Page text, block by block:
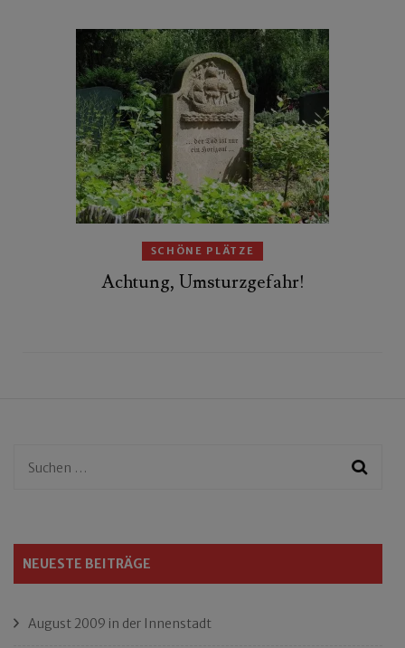
SCHÖNE PLÄTZE
Achtung, Umsturzgefahr!
Suchen
NEUESTE BEITRÄGE
August 2009 in der Innenstadt